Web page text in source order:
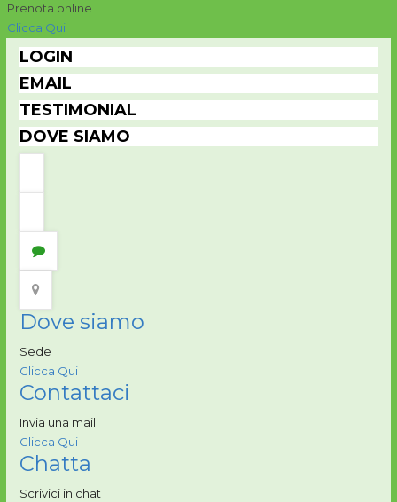
Prenota online
Clicca Qui
LOGIN
EMAIL
TESTIMONIAL
DOVE SIAMO
Dove siamo
Sede
Clicca Qui
Contattaci
Invia una mail
Clicca Qui
Chatta
Scrivici in chat